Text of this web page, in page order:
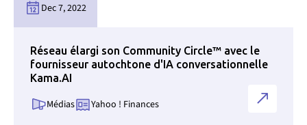
Dec 7, 2022
Réseau élargi son Community Circle™ avec le
fournisseur autochtone d'IA conversationnelle
Kama.AI
Médias Yahoo ! Finances